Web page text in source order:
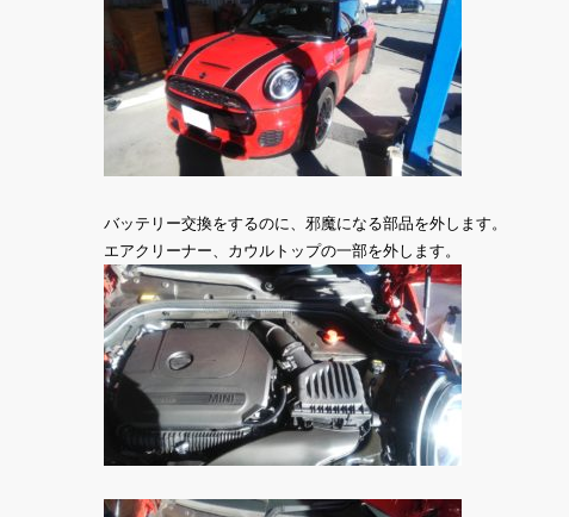
バッテリー交換をするのに、邪魔になる部品を外します。
エアクリーナー、カウルトップの一部を外します。